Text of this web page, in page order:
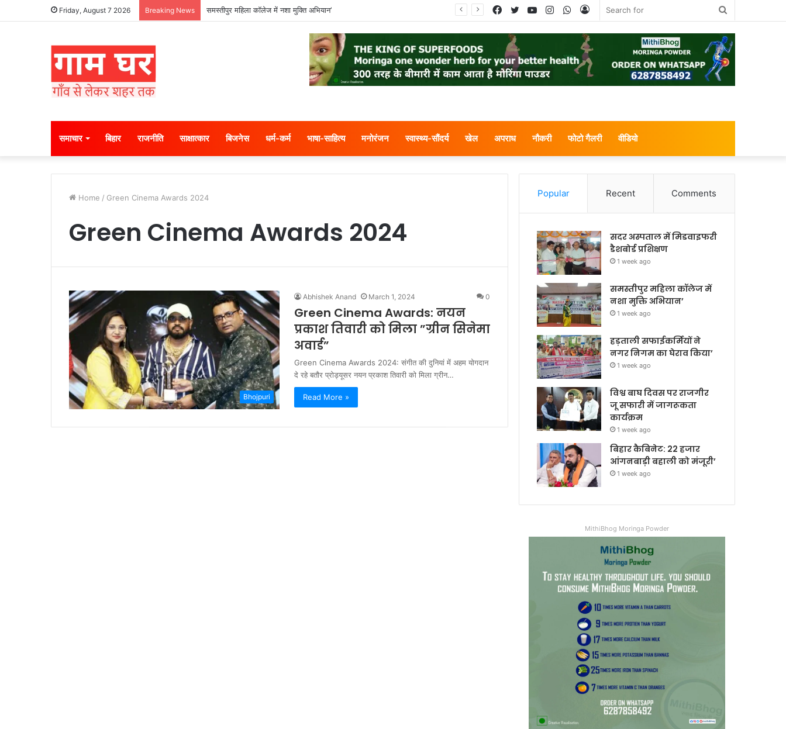
Friday, August 7 2026 Breaking News समस्तीपुर महिला कॉलेज में नशा मुक्ति अभियान’
Log
WhatsApp
Instagram
YouTube
Twitter
Facebook
समाचार बिहार राजनीति साक्षात्कार बिजनेस धर्म-कर्म भाषा-साहित्य मनोरंजन स्वास्थ्य-सौंदर्य खेल अपराध नौकरी फोटो गैलरी वीडियो
Home / Green Cinema Awards 2024
Green Cinema Awards 2024
Bhojpuri
Abhishek Anand March 1, 2024 0
Green Cinema Awards: नयन
प्रकाश तिवारी को मिला ”ग्रीन सिनेमा
अवार्ड”
Green Cinema Awards 2024: संगीत की दुनियां में अहम योगदान
दे रहे बतौर प्रोड्यूसर नयन प्रकाश तिवारी को मिला ग्रीन…
Read More »
Popular Recent Comments
सदर अस्पताल में मिडवाइफरी
डैशबोर्ड प्रशिक्षण
1 week ago
समस्तीपुर महिला कॉलेज में
नशा मुक्ति अभियान’
1 week ago
हड़ताली सफाईकर्मियों ने
नगर निगम का घेराव किया’
1 week ago
विश्व बाघ दिवस पर राजगीर
जू सफारी में जागरूकता
कार्यक्रम
1 week ago
बिहार कैबिनेट: 22 हजार
आंगनबाड़ी बहाली को मंजूरी’
1 week ago
MithiBhog Moringa Powder